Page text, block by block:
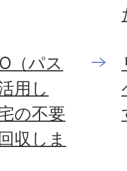
（パス
用し
の不要
収しま